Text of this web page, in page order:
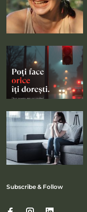
Subscribe & Follow